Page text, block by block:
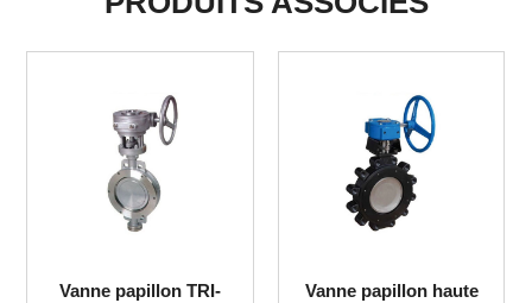
Clapet anti-retour à
Valve d'équilibrage en